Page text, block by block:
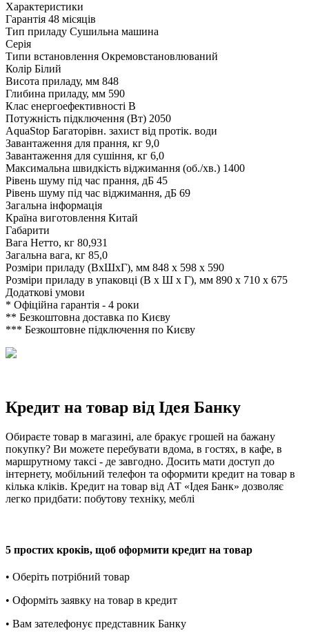
Xарактеристики
Гарантія 48 місяців
Тип приладу Сушильна машина
Серія
Типи встановлення Окремовстановлюваний
Колір Білий
Висота приладу, мм 848
Глибина приладу, мм 590
Клас енергоефективності B
Потужність підключення (Вт) 2050
AquaStop Багаторівн. захист від протік. води
Завантаження для прання, кг 9,0
Завантаження для сушіння, кг 6,0
Максимальна швидкість віджимання (об./хв.) 1400
Рівень шуму під час прання, дБ 45
Рівень шуму під час віджимання, дБ 69
Загальна інформація
Країна виготовлення Китай
Габарити
Вага Нетто, кг 80,931
Загальна вага, кг 85,0
Розміри приладу (ВхШхГ), мм 848 x 598 x 590
Розміри приладу в упаковці (В х Ш х Г), мм 890 x 710 x 675
Додаткові умови
* Офіційна гарантія - 4 роки
** Безкоштовна доставка по Києву
*** Безкоштовне підключення по Києву
Кредит на товар від Ідея Банку
Обираєте товар в магазині, але бракує грошей на бажану
покупку? Ви можете перебувати вдома, в гостях, в кафе, в
маршрутному таксі - де завгодно. Досить мати доступ до
інтернету, мобільний телефон та оформити кредит на товар в
кілька кліків. Кредит на товар від АТ «Ідея Банк» дозволяє
легко придбати: побутову техніку, меблі
5 простих кроків, щоб оформити кредит на товар
• Оберіть потрібний товар
• Оформіть заявку на товар в кредит
• Вам зателефонує представник Банку